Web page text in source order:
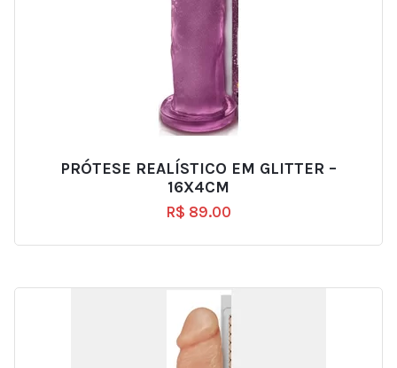
PRÓTESE REALÍSTICO EM GLITTER –
16X4CM
R$ 89.00